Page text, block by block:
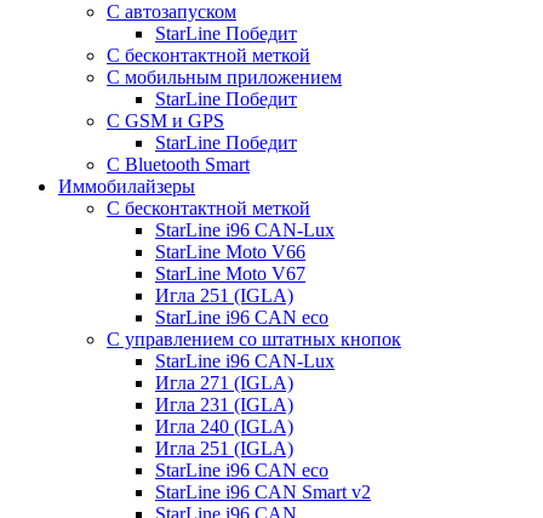
С автозапуском
StarLine Победит
С бесконтактной меткой
С мобильным приложением
StarLine Победит
С GSM и GPS
StarLine Победит
С Bluetooth Smart
Иммобилайзеры
С бесконтактной меткой
StarLine i96 CAN-Lux
StarLine Moto V66
StarLine Moto V67
Игла 251 (IGLA)
StarLine i96 CAN eco
С управлением со штатных кнопок
StarLine i96 CAN-Lux
Игла 271 (IGLA)
Игла 231 (IGLA)
Игла 240 (IGLA)
Игла 251 (IGLA)
StarLine i96 CAN eco
StarLine i96 CAN Smart v2
StarLine i96 CAN